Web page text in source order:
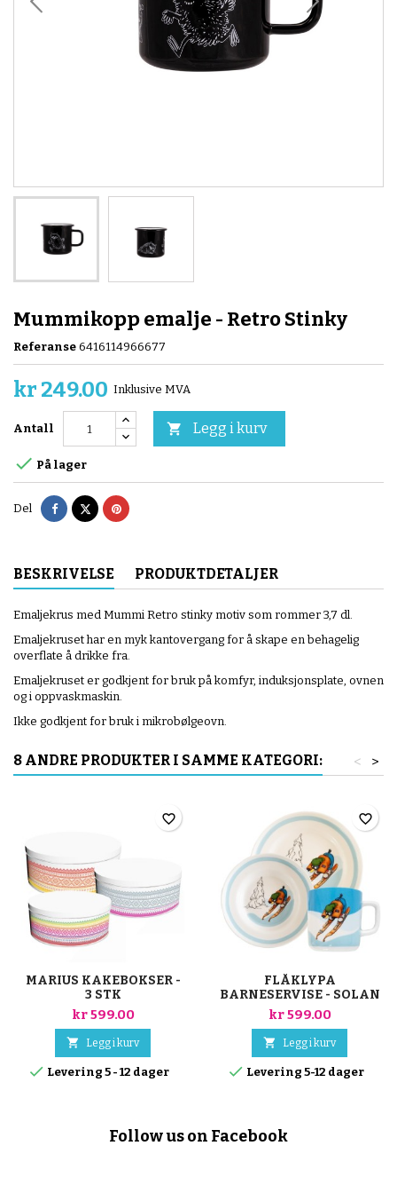
Mummikopp emalje - Retro Stinky
Referanse 6416114966677
kr 249.00 Inklusive MVA
Antall  Legg i kurv
 På lager
Del Del TvitrePinterest
BESKRIVELSE PRODUKTDETALJER
Emaljekrus med Mummi Retro stinky motiv som rommer 3,7 dl.
Emaljekruset har en myk kantovergang for å skape en behagelig
overflate å drikke fra.
Emaljekruset er godkjent for bruk på komfyr, induksjonsplate, ovnen
og i oppvaskmaskin.
Ikke godkjent for bruk i mikrobølgeovn.
8 ANDRE PRODUKTER I SAMME KATEGORI: >
<
MARIUS KAKEBOKSER -
3 STK
kr 599.00
 Legg i kurv
 Levering 5 - 12 dager
favorite_border
FLÅKLYPA
BARNESERVISE - SOLAN
kr 599.00
 Legg i kurv
 Levering 5-12 dager
favorite_border
Follow us on Facebook